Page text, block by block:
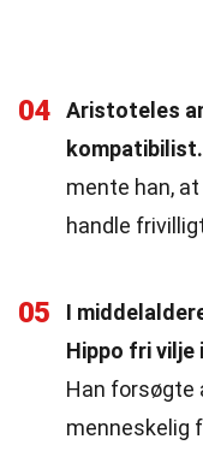
04
Aristoteles
kompatibilist.
mente han,
handle
05
I
Hippo fri
Han forsøgte
menneskelig